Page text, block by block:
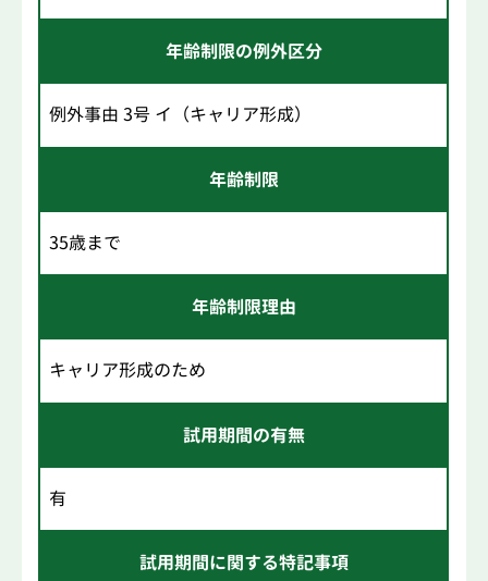
年齢制限の例外区分
例外事由 3号 イ（キャリア形成）
年齢制限
35歳まで
年齢制限理由
キャリア形成のため
試用期間の有無
有
試用期間に関する特記事項